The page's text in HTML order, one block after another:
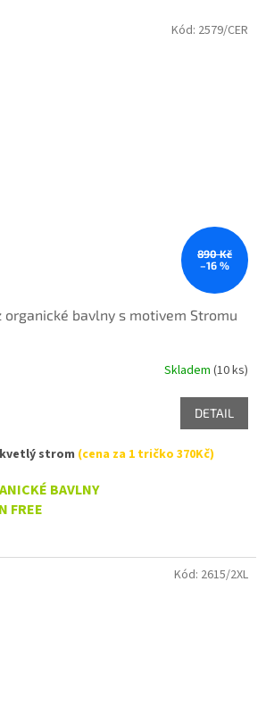
890 Kč
–16 %
organické bavlny s motivem Stromu
Skladem (10 ks)
DETAIL
strom (cena za 1 tričko 370Kč)
BAVLNY
FREE
Kód: 2579/CER
Kód: 2615/2XL